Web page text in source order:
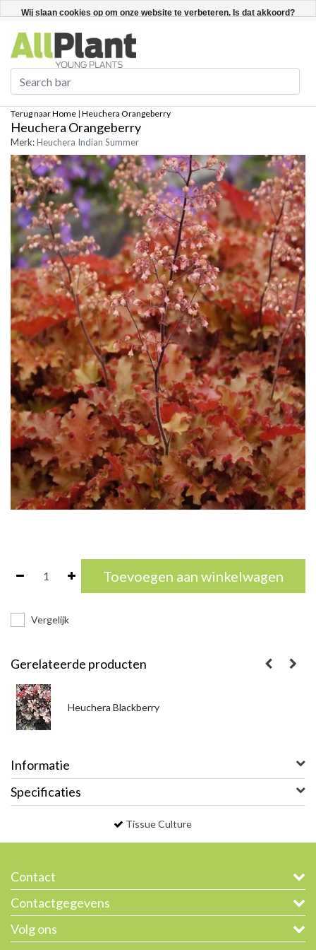
Registreren / Inloggen Nederlands
Terug naar Home | Heuchera Orangeberry
Heuchera Orangeberry
Merk:Heuchera Indian Summer
Toevoegen aan winkelwagen
Vergelijk
Gerelateerde producten
Heuchera Blackberry
Informatie
Specificaties
Tissue Culture
Contact
Contactgegevens
Volg ons
Wij slaan cookies op om onze website te verbeteren. Is dat akkoord?